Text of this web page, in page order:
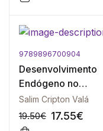
9789896700904
Desenvolvimento
Endógeno no
Moçambique em
Transformação
Salim Cripton Valá
19.50€ 17.55€